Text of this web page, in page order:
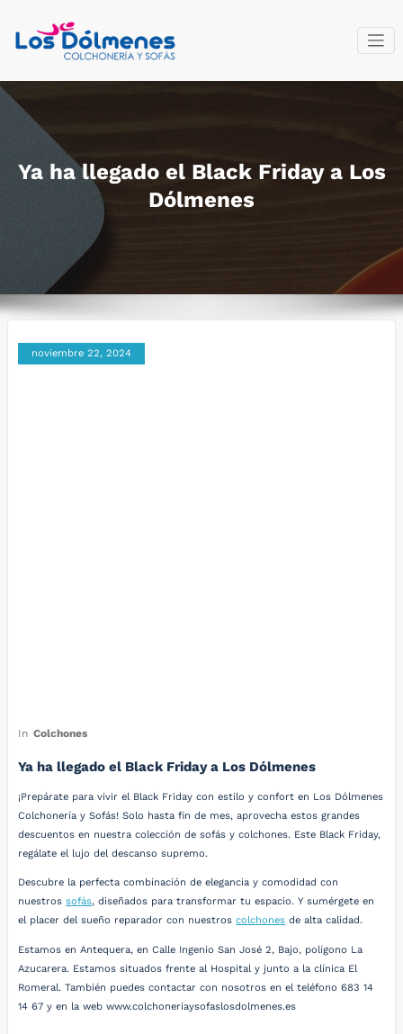
contenido
Colchonería
y sofás Los
Fabricantes del descanso
Ya ha llegado el Black Friday a Los
Dólmenes
noviembre 22, 2024
In Colchones
Ya ha llegado el Black Friday a Los Dólmenes
¡Prepárate para vivir el Black Friday con estilo y confort en Los Dólmenes
Colchonería y Sofás! Solo hasta fin de mes, aprovecha estos grandes
descuentos en nuestra colección de sofás y colchones. Este Black Friday,
regálate el lujo del descanso supremo.
Descubre la perfecta combinación de elegancia y comodidad con
nuestrossofás, diseñados para transformar tu espacio. Y sumérgete en
el placer del sueño reparador con nuestroscolchones de alta calidad.
Estamos en Antequera, en Calle Ingenio San José 2, Bajo, polígono La
Azucarera. Estamos situados frente al Hospital y junto a la clínica El
Romeral. También puedes contactar con nosotros en el teléfono 683 14
14 67 y en la web www.colchoneriaysofaslosdolmenes.es